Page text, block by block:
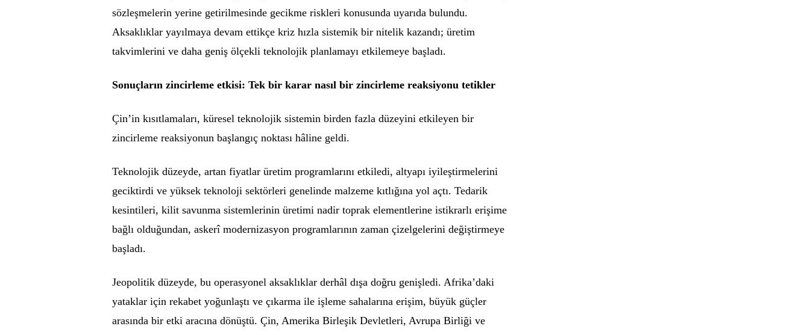
sözleşmelerin yerine getirilmesinde gecikme riskleri konusunda uyarıda bulundu.
Aksaklıklar yayılmaya devam ettikçe kriz hızla sistemik bir nitelik kazandı; üretim
takvimlerini ve daha geniş ölçekli teknolojik planlamayı etkilemeye başladı.
Sonuçların zincirleme etkisi: Tek bir karar nasıl bir zincirleme reaksiyonu tetikler
Çin’in kısıtlamaları, küresel teknolojik sistemin birden fazla düzeyini etkileyen bir
zincirleme reaksiyonun başlangıç noktası hâline geldi.
Teknolojik düzeyde, artan fiyatlar üretim programlarını etkiledi, altyapı iyileştirmelerini
geciktirdi ve yüksek teknoloji sektörleri genelinde malzeme kıtlığına yol açtı. Tedarik
kesintileri, kilit savunma sistemlerinin üretimi nadir toprak elementlerine istikrarlı erişime
bağlı olduğundan, askerî modernizasyon programlarının zaman çizelgelerini değiştirmeye
başladı.
Jeopolitik düzeyde, bu operasyonel aksaklıklar derhâl dışa doğru genişledi. Afrika’daki
yataklar için rekabet yoğunlaştı ve çıkarma ile işleme sahalarına erişim, büyük güçler
arasında bir etki aracına dönüştü. Çin, Amerika Birleşik Devletleri, Avrupa Birliği ve